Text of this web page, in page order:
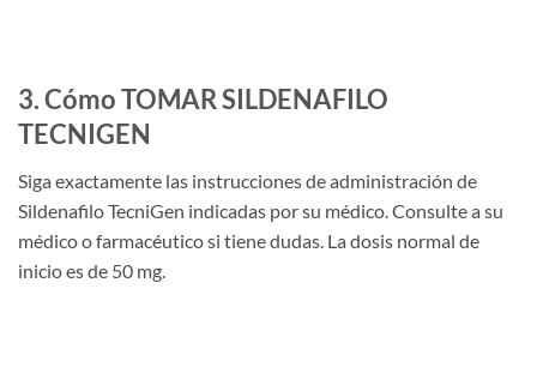
3. Cómo TOMAR SILDENAFILO
TECNIGEN
Siga exactamente las instrucciones de administración de
Sildenafilo TecniGen indicadas por su médico. Consulte a su
médico o farmacéutico si tiene dudas. La dosis normal de
inicio es de 50 mg.